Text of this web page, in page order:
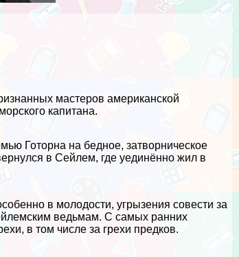
мастеров американской
капитана.
Готорна на бедное, затворническое
в Сейлем, где уединённо жил в
в молодости, угрызения совести за
ведьмам. С самых ранних
в том числе за грехи предков.